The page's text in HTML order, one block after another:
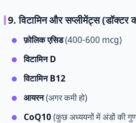
9. विटामिन और सप्लीमेंट्स (डॉक्टर
फ़ोलिक एसिड(400-600 mcg)
विटामिन D
विटामिन B12
आयरन(अगर कमी हो)
CoQ10(कुछ अध्ययनों में अंडों की